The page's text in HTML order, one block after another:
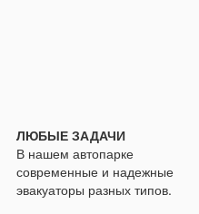
ЛЮБЫЕ ЗАДАЧИ
В нашем автопарке
современные и надежные
эвакуаторы разных типов.